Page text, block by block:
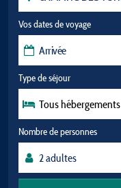
Vos dates de voyage
Type de séjour
Tous hébergements
Nombre de personnes